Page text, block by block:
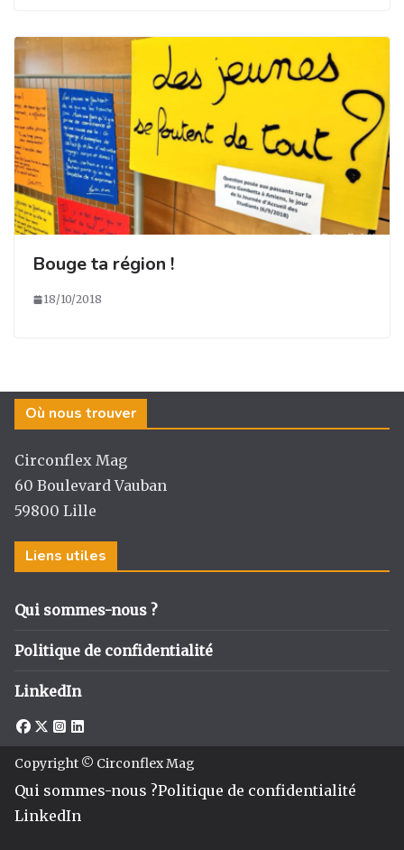
Bouge ta région !
18/10/2018
Où nous trouver
Circonflex Mag
60 Boulevard Vauban
59800 Lille
Liens utiles
Qui sommes-nous ?
Politique de confidentialité
LinkedIn
Copyright © Circonflex Mag
Qui sommes-nous ?Politique de confidentialité
LinkedIn